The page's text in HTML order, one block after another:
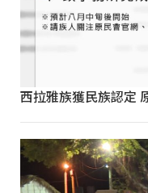
西拉雅族獲民族認定